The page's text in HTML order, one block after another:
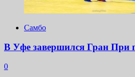
Самбо
В Уфе завершился Гран При
0